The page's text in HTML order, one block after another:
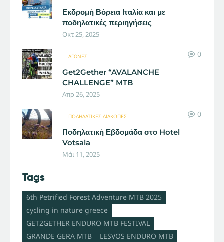
Εκδρομή Βόρεια Ιταλία και με
ποδηλατικές περιηγήσεις
Οκτ 25, 2025
ΑΓΏΝΕΣ
0
Get2Gether “AVALANCHE
CHALLENGE” MTB
Απρ 26, 2025
ΠΟΔΗΛΑΤΙΚΈΣ ΔΙΑΚΟΠΈΣ
0
Ποδηλατική Εβδομάδα στο Hotel
Votsala
Μάι 11, 2025
Tags
6th Petrified Forest Adventure MTB 2025
cycling in nature greece
GET2GETHER ENDURO MTB FESTIVAL
GRANDE GERA MTB
LESVOS ENDURO MTB